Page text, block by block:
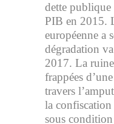
dette
PIB en 2015.
européenne a
dégradation
2017. La ruine
frappées
travers
la confiscation
sous condition